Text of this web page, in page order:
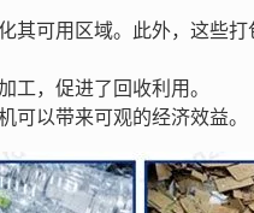
其可用区域。此外，这些
，促进了回收利用。
以带来可观的经济效益。